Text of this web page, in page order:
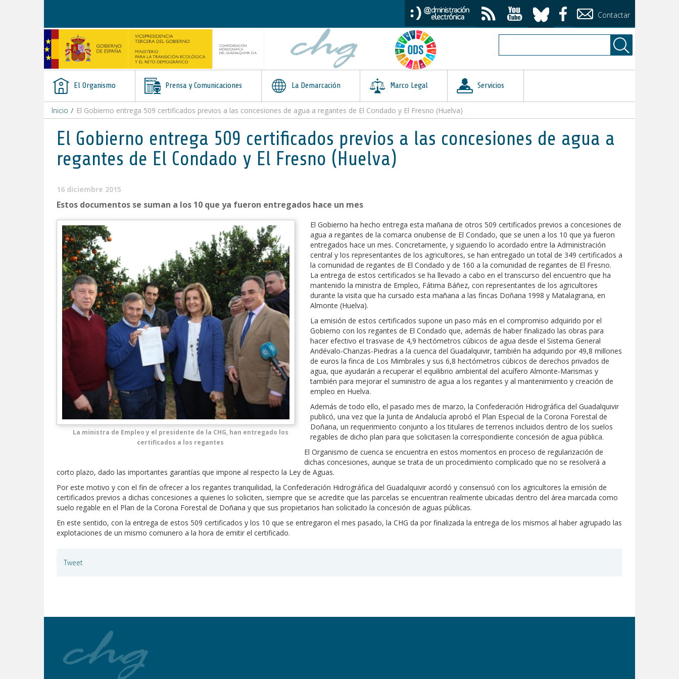
Contactar
El Organismo Prensa y Comunicaciones La Demarcación Marco Legal Servicios
Inicio / El Gobierno entrega 509 certificados previos a las concesiones de agua a regantes de El Condado y El Fresno (Huelva)
El Gobierno entrega 509 certificados previos a las concesiones de agua a
regantes de El Condado y El Fresno (Huelva)
16 diciembre 2015
Estos documentos se suman a los 10 que ya fueron entregados hace un mes
La ministra de Empleo y el presidente de la CHG, han entregado los
certificados a los regantes
El Gobierno ha hecho entrega esta mañana de otros 509 certificados previos a concesiones de
agua a regantes de la comarca onubense de El Condado, que se unen a los 10 que ya fueron
entregados hace un mes. Concretamente, y siguiendo lo acordado entre la Administración
central y los representantes de los agricultores, se han entregado un total de 349 certificados a
la comunidad de regantes de El Condado y de 160 a la comunidad de regantes de El Fresno.
La entrega de estos certificados se ha llevado a cabo en el transcurso del encuentro que ha
mantenido la ministra de Empleo, Fátima Báñez, con representantes de los agricultores
durante la visita que ha cursado esta mañana a las fincas Doñana 1998 y Matalagrana, en
Almonte (Huelva).
La emisión de estos certificados supone un paso más en el compromiso adquirido por el
Gobierno con los regantes de El Condado que, además de haber finalizado las obras para
hacer efectivo el trasvase de 4,9 hectómetros cúbicos de agua desde el Sistema General
Andévalo-Chanzas-Piedras a la cuenca del Guadalquivir, también ha adquirido por 49,8 millones
de euros la finca de Los Mimbrales y sus 6,8 hectómetros cúbicos de derechos privados de
agua, que ayudarán a recuperar el equilibrio ambiental del acuífero Almonte-Marismas y
también para mejorar el suministro de agua a los regantes y al mantenimiento y creación de
empleo en Huelva.
Además de todo ello, el pasado mes de marzo, la Confederación Hidrográfica del Guadalquivir
publicó, una vez que la Junta de Andalucía aprobó el Plan Especial de la Corona Forestal de
Doñana, un requerimiento conjunto a los titulares de terrenos incluidos dentro de los suelos
regables de dicho plan para que solicitasen la correspondiente concesión de agua pública.
El Organismo de cuenca se encuentra en estos momentos en proceso de regularización de
dichas concesiones, aunque se trata de un procedimiento complicado que no se resolverá a
corto plazo, dado las importantes garantías que impone al respecto la Ley de Aguas.
Por este motivo y con el fin de ofrecer a los regantes tranquilidad, la Confederación Hidrográfica del Guadalquivir acordó y consensuó con los agricultores la emisión de
certificados previos a dichas concesiones a quienes lo soliciten, siempre que se acredite que las parcelas se encuentran realmente ubicadas dentro del área marcada como
suelo regable en el Plan de la Corona Forestal de Doñana y que sus propietarios han solicitado la concesión de aguas públicas.
En este sentido, con la entrega de estos 509 certificados y los 10 que se entregaron el mes pasado, la CHG da por finalizada la entrega de los mismos al haber agrupado las
explotaciones de un mismo comunero a la hora de emitir el certificado.
Tweet